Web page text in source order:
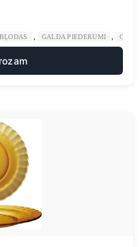
GALDA PIEDERUMI